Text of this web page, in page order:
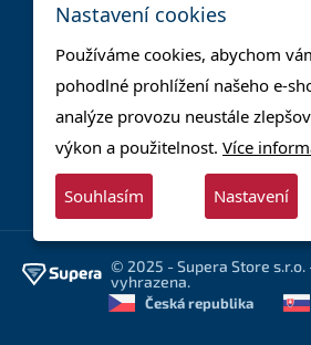
© 2025 - Supera Store s.r.o.
vyhrazena.
Česká republika
Nastavení cookies
Používáme cookies, abychom
pohodlné prohlížení našeho e-
analýze provozu neustále
výkon a použitelnost. Více
Souhlasím Nastavení